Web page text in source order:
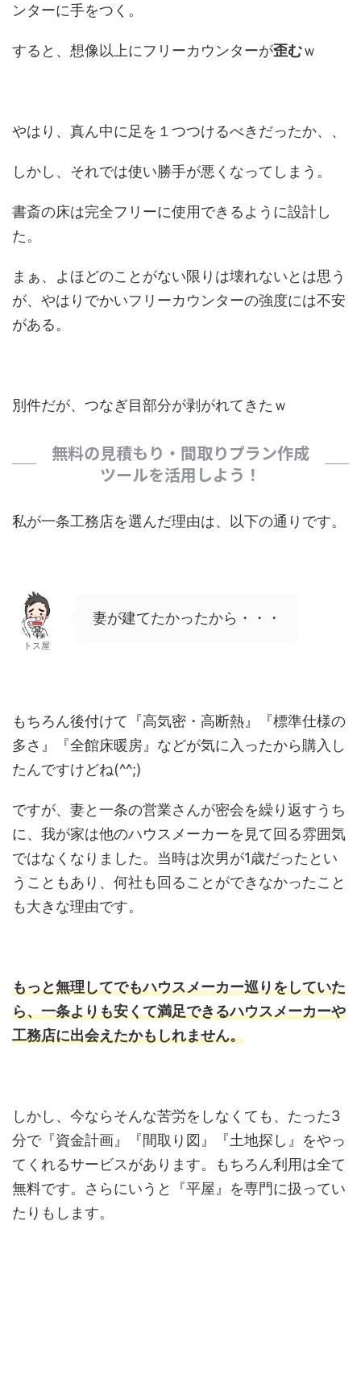
ンターに手をつく。
すると、想像以上にフリーカウンターが歪むｗ
やはり、真ん中に足を１つつけるべきだったか、、
しかし、それでは使い勝手が悪くなってしまう。
書斎の床は完全フリーに使用できるように設計し
た。
まぁ、よほどのことがない限りは壊れないとは思う
が、やはりでかいフリーカウンターの強度には不安
がある。
別件だが、つなぎ目部分が剥がれてきたｗ
無料の見積もり・間取りプラン作成
ツールを活用しよう！
私が一条工務店を選んだ理由は、以下の通りです。
トス屋
妻が建てたかったから・・・
もちろん後付けて『高気密・高断熱』『標準仕様の
多さ』『全館床暖房』などが気に入ったから購入し
たんですけどね(^^;)
ですが、妻と一条の営業さんが密会を繰り返すうち
に、我が家は他のハウスメーカーを見て回る雰囲気
ではなくなりました。当時は次男が1歳だったとい
うこともあり、何社も回ることができなかったこと
も大きな理由です。
もっと無理してでもハウスメーカー巡りをしていた
ら、一条よりも安くて満足できるハウスメーカーや
工務店に出会えたかもしれません。
しかし、今ならそんな苦労をしなくても、たった3
分で『資金計画』『間取り図』『土地探し』をやっ
てくれるサービスがあります。もちろん利用は全て
無料です。さらにいうと『平屋』を専門に扱ってい
たりもします。